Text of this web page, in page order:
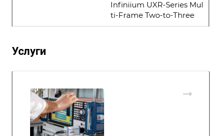
Infiniium UXR-Series Mul
ti-Frame Two-to-Three
Услуги